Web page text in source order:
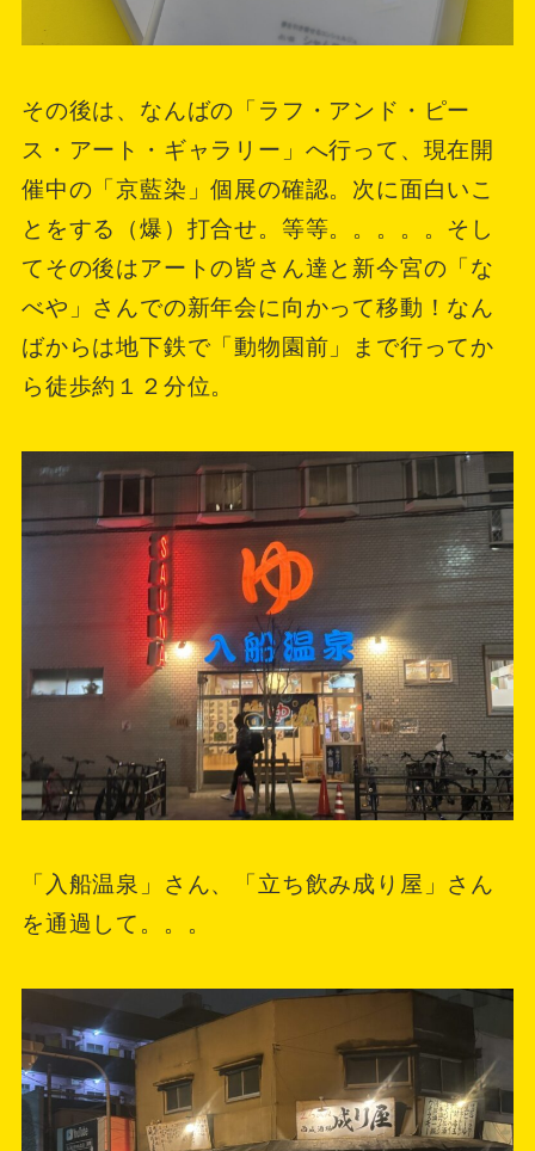
その後は、なんばの「ラフ・アンド・ピー
ス・アート・ギャラリー」へ行って、現在開
催中の「京藍染」個展の確認。次に面白いこ
とをする（爆）打合せ。等等。。。。。そし
てその後はアートの皆さん達と新今宮の「な
べや」さんでの新年会に向かって移動！なん
ばからは地下鉄で「動物園前」まで行ってか
ら徒歩約１２分位。
「入船温泉」さん、「立ち飲み成り屋」さん
を通過して。。。